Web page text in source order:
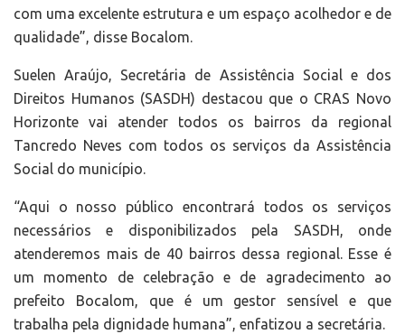
com uma excelente estrutura e um espaço acolhedor e de
qualidade”, disse Bocalom.
Suelen Araújo, Secretária de Assistência Social e dos
Direitos Humanos (SASDH) destacou que o CRAS Novo
Horizonte vai atender todos os bairros da regional
Tancredo Neves com todos os serviços da Assistência
Social do município.
“Aqui o nosso público encontrará todos os serviços
necessários e disponibilizados pela SASDH, onde
atenderemos mais de 40 bairros dessa regional. Esse é
um momento de celebração e de agradecimento ao
prefeito Bocalom, que é um gestor sensível e que
trabalha pela dignidade humana”, enfatizou a secretária.